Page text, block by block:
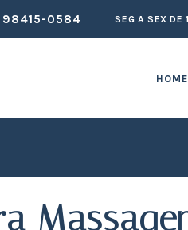
98415-0584 SEG A SEX DE
HOME